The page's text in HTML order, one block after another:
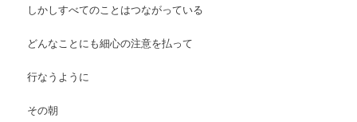
しかしすべてのことはつながっている
どんなことにも細心の注意を払って
行なうように
その朝